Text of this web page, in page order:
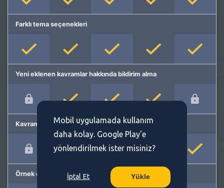
Farklı tema seçenekleri
Yeni eklenen kavramlar hakkında bildirim alma
Kavram önerme
Örnek cümleler
Mobil uygulamada kullanım
daha kolay. Google Play'e
yönlendirilmek ister misiniz?
İptal Et Yükle